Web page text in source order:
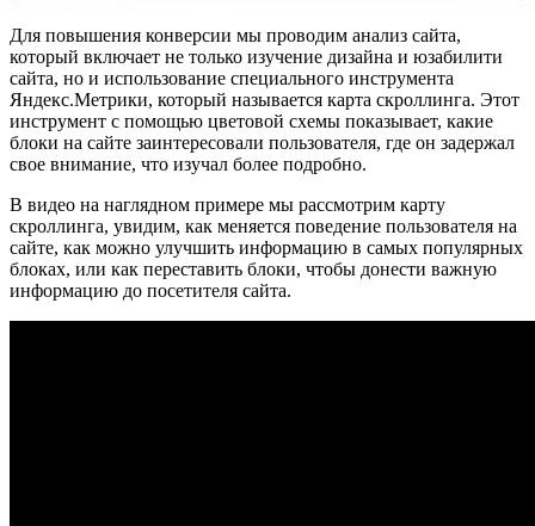
Для повышения конверсии мы проводим анализ сайта,
который включает не только изучение дизайна и юзабилити
сайта, но и использование специального инструмента
Яндекс.Метрики, который называется карта скроллинга. Этот
инструмент с помощью цветовой схемы показывает, какие
блоки на сайте заинтересовали пользователя, где он задержал
свое внимание, что изучал более подробно.
В видео на наглядном примере мы рассмотрим карту
скроллинга, увидим, как меняется поведение пользователя на
сайте, как можно улучшить информацию в самых популярных
блоках, или как переставить блоки, чтобы донести важную
информацию до посетителя сайта.